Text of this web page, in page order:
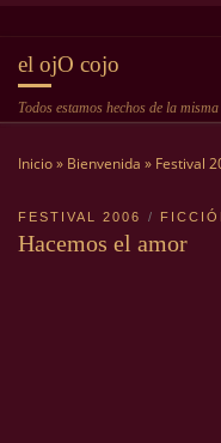
el ojO cojo
Todos estamos hechos de la misma
Inicio» Bienvenida » Festival
FESTIVAL 2006
Hacemos el amor